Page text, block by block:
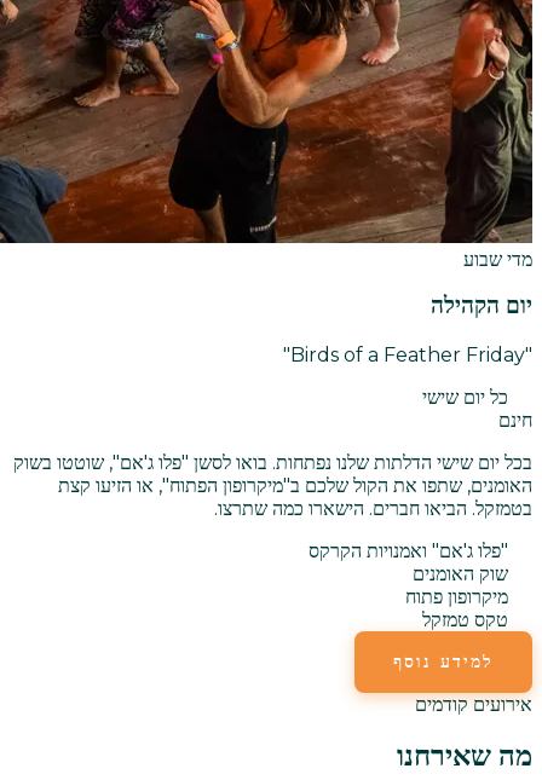
מדי שבוע
יום הקהילה
"Birds of a Feather Friday"
כל יום שישי
חינם
בכל יום שישי הדלתות שלנו נפתחות. בואו לסשן "פלו ג'אם", שוטטו בשוק
האומנים, שתפו את הקול שלכם ב"מיקרופון הפתוח", או הזיעו קצת
בטמזקל. הביאו חברים. הישארו כמה שתרצו.
"פלו ג'אם" ואמנויות הקרקס
שוק האומנים
מיקרופון פתוח
טקס טמזקל
למידע נוסף
אירועים קודמים
מה שאירחנו